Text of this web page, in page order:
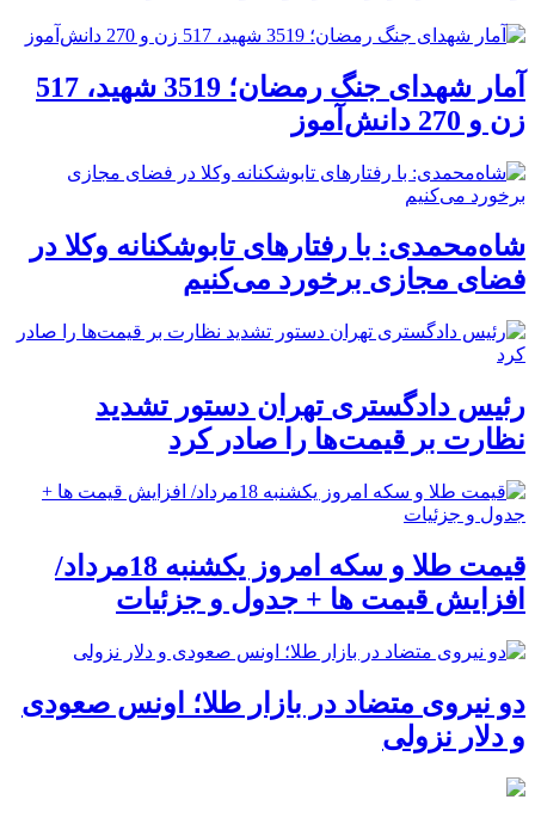
آمار شهدای جنگ رمضان؛ 3519 شهید، 517
زن و 270 دانش‌آموز
شاه‌محمدی: با رفتارهای تابوشکنانه وکلا در
فضای مجازی برخورد می‌کنیم
رئیس دادگستری تهران دستور تشدید
نظارت بر قیمت‌ها را صادر کرد
قیمت طلا و سکه امروز یکشنبه 18مرداد/
افزایش قیمت ها + جدول و جزئیات
دو نیروی متضاد در بازار طلا؛ اونس صعودی
و دلار نزولی